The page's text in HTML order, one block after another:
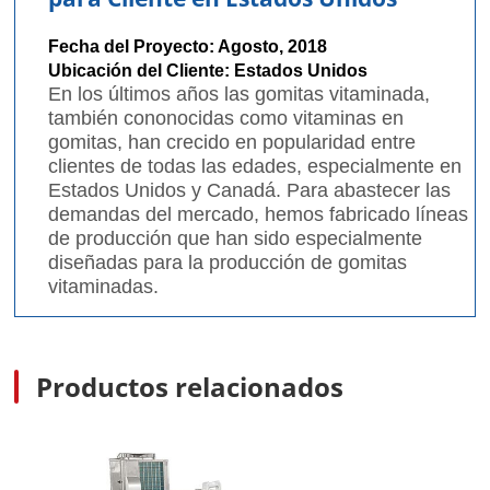
Fecha del Proyecto: Agosto, 2018
Ubicación del Cliente: Estados Unidos
En los últimos años las gomitas vitaminada,
también cononocidas como vitaminas en
gomitas, han crecido en popularidad entre
clientes de todas las edades, especialmente en
Estados Unidos y Canadá. Para abastecer las
demandas del mercado, hemos fabricado líneas
de producción que han sido especialmente
diseñadas para la producción de gomitas
vitaminadas.
Productos relacionados